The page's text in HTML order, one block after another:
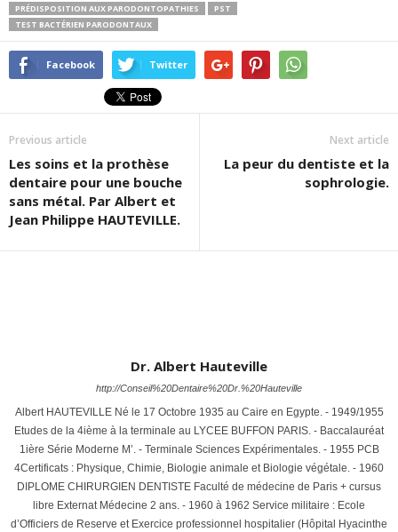
PRÉDISPOSITION AUX PARODONTOPATHIES
PST
TEST BACTÉRIEN PARODONTAUX
Facebook Twitter
Previous article
Les soins et la prothèse
dentaire pour une bouche
sans métal. Par Albert et
Jean Philippe HAUTEVILLE.
Next article
La peur du dentiste et la
sophrologie.
Dr. Albert Hauteville
http://Conseil%20Dentaire%20Dr.%20Hauteville
Albert HAUTEVILLE Né le 17 Octobre 1935 au Caire en Egypte. - 1949/1955
Etudes de la 4ième à la terminale au LYCEE BUFFON PARIS. - Baccalauréat
1ière Série Moderne M’. - Terminale Sciences Expérimentales. - 1955 PCB
4Certificats : Physique, Chimie, Biologie animale et Biologie végétale. - 1960
DIPLOME CHIRURGIEN DENTISTE Faculté de médecine de Paris + cursus
libre Externat Médecine 2 ans. - 1960 à 1962 Service militaire : Ecole
d’Officiers de Reserve et Exercice professionnel hospitalier (Hôpital Hyacinthe